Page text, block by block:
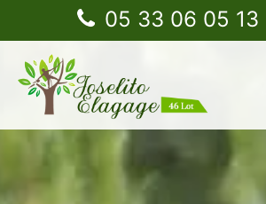
05 33 06 05 13